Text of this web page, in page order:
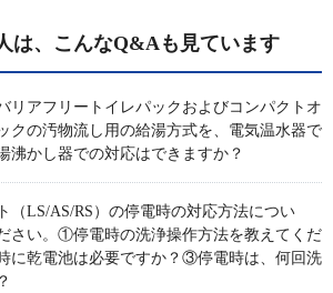
は、こんなQ&Aも見ています
リアフリートイレパックおよびコンパクトオ
クの汚物流し用の給湯方式を、電気温水器で
沸かし器での対応はできますか？
（LS/AS/RS）の停電時の対応方法につい
さい。①停電時の洗浄操作方法を教えてくだ
に乾電池は必要ですか？③停電時は、何回洗